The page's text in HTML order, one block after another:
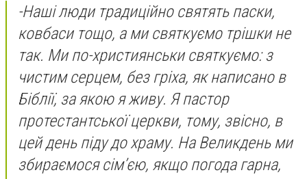
-Наші люди традиційно святять паски,
ковбаси тощо, а ми святкуємо трішки не
так. Ми по-християнськи святкуємо: з
чистим серцем, без гріха, як написано в
Біблії, за якою я живу. Я пастор
протестантської церкви, тому, звісно, в
цей день піду до храму. На Великдень ми
збираємося сім’єю, якщо погода гарна,